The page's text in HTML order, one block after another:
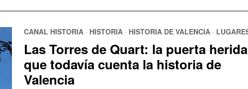
CANAL HISTORIA · HISTORIA · HISTORIA DE VALENCIA ·
Las Torres de Quart: la puerta herida
que todavía cuenta la historia de
Valencia